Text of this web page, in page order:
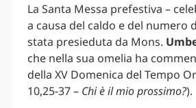
La Santa Messa prefestiva –
a causa del caldo e del numero
stata presieduta da Mons.
che nella sua omelia ha
della XV Domenica del Tempo
10,25-37 – Chi è il mio prossimo?).